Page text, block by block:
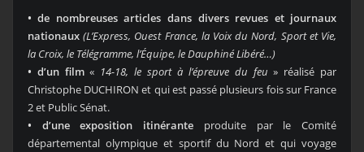
• de nombreuses articles dans divers revues et journaux
nationaux (L’Express, Ouest France, la Voix du Nord, Sport et Vie,
la Croix, le Télégramme, l’Équipe, le Dauphiné Libéré…)
• d’un film« 14-18, le sport à l’épreuve du feu » réalisé par
Christophe DUCHIRON et qui est passé plusieurs fois sur France
2 et Public Sénat.
• d’une exposition itinérante produite par le Comité
départemental olympique et sportif du Nord et qui voyage